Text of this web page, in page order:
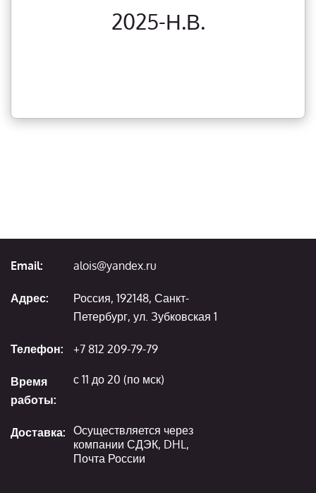
2025-Н.В.
Email: alois@yandex.ru
Адрес:
Россия, 192148, Санкт-
Петербург, ул. Зубковская 1
Телефон: +7 812 209-79-79
Время
работы:
с 11 до 20 (по мск)
Доставка: Осуществляется через
компании СДЭК, DHL,
Почта России